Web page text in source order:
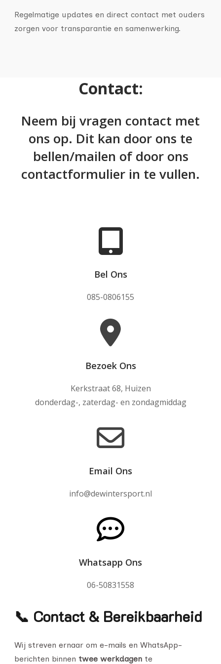
Regelmatige updates en direct contact met ouders
zorgen voor transparantie en samenwerking.
Contact:
Neem bij vragen contact met
ons op. Dit kan door ons te
bellen/mailen of door ons
contactformulier in te vullen.
Bel Ons
085-0806155
Bezoek Ons
Kerkstraat 68, Huizen
donderdag-, zaterdag- en zondagmiddag
Email Ons
info@dewintersport.nl
Whatsapp Ons
06-50831558
📞 Contact & Bereikbaarheid
Wij streven ernaar om e-mails en WhatsApp-
berichten binnen twee werkdagen te